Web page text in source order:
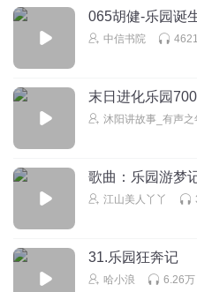
065胡健-乐园诞
中信书院 4621
末日进化乐园
沐阳讲故事_有声之
歌曲：乐园游梦
江山美人丫丫
31.乐园狂奔记
哈小浪 6.26万